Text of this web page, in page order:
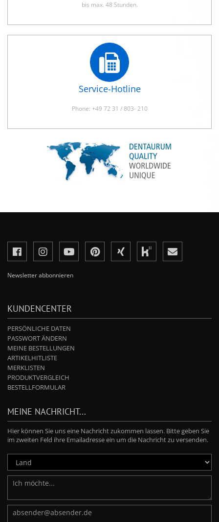
bis max. 48 Stunden.
Service-Hotline
Phone: +49 72 31 / 803- 210
Newsletter abbonnieren
KUNDENCENTER
PERSÖNLICHE DATEN
PASSWORT ÄNDERN
MEINE BESTELLUNGEN
ARTIKELHITLISTE
MERKLISTEN
PRODUKTVERGLEICH
BESTELLFORMULAR
MEINE NACHRICHT...
Hier können Sie uns eine Nachricht zukommen lassen. Bitte geben Sie
im zweiten Feld ihre Emailadresse ein um die Nachricht zu versenden.